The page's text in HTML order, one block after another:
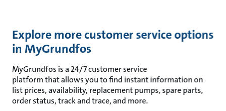
Explore more customer service options
in MyGrundfos
MyGrundfos is a 24/7 customer service
platform that allows you to find instant information on
list prices, availability, replacement pumps, spare parts,
order status, track and trace, and more.